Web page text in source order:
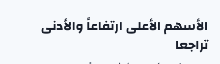
الأسهم الأعلى ارتفاعاً والأدنى
تراجعا